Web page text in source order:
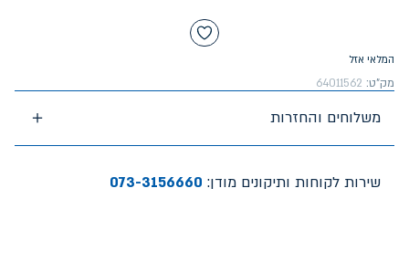
המלאי אזל
מק"ט: 64011562
משלוחים והחזרות
שירות לקוחות ותיקונים מודן: 073-3156660